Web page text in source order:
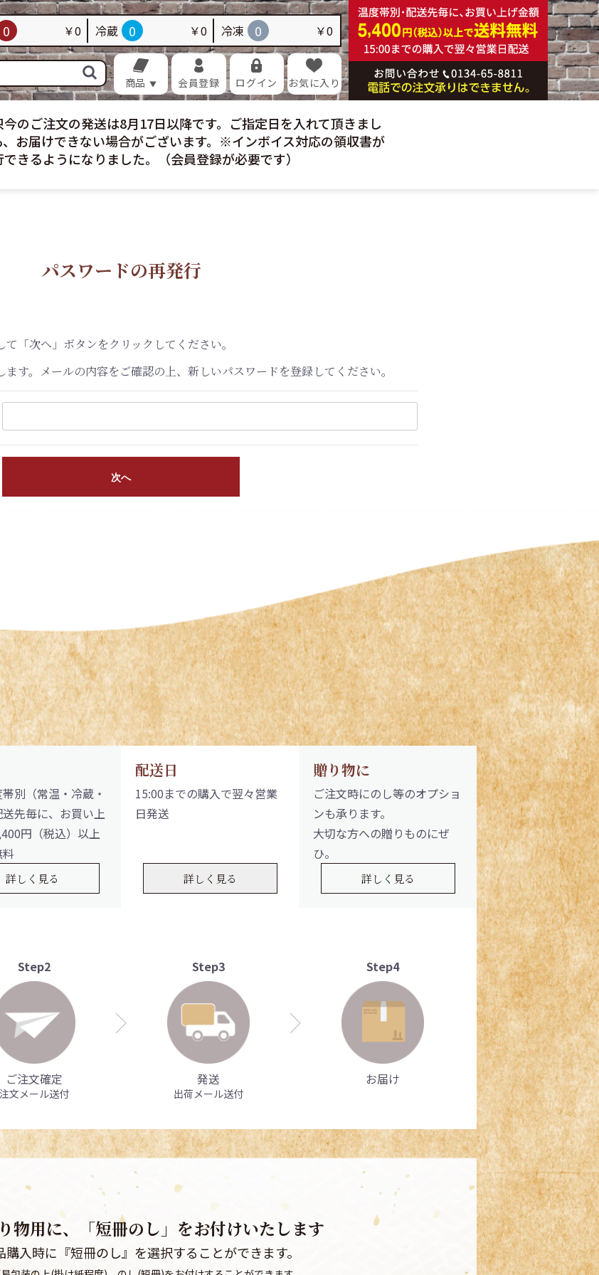
0 ￥0 冷蔵 0 ￥0 冷凍 0 ￥0
商品 会員登録 ログイン お気に入り
畜産加工品 海苔・昆布 佃煮・昆布巻き 乳製品 麺類
調味料 菓子 飲料 酒類 硝子製品
お買い得 おすすめ ギフト
のご注文の発送は8月17日以降です。ご指定日を入れて頂きまし
、お届けできない場合がございます。※インボイス対応の領収書が
できるようになりました。（会員登録が必要です）
パスワードの再発行
「次へ」ボタンをクリックしてください。
す。メールの内容をご確認の上、新しいパスワードを登録してください。
次へ
別（常温・冷蔵・
先毎に、お買い上
円（税込）以上
詳しく見る
配送日
15:00までの購入で翌々営業
日発送
詳しく見る
贈り物に
ご注文時にのし等のオプショ
ンも承ります。
大切な方への贈りものにぜ
ひ。
詳しく見る
Step2
ご注文確定
注文メール送付
Step3
発送
出荷メール送付
Step4
お届け
物用に、「短冊のし」をお付けいたします
購入時に『短冊のし』を選択することができます。